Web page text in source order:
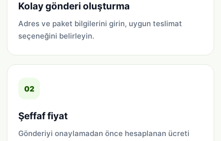
Kolay gönderi oluşturma
Adres ve paket bilgilerini girin, uygun teslimat
seçeneğini belirleyin.
02
Şeffaf fiyat
Gönderiyi onaylamadan önce hesaplanan ücreti